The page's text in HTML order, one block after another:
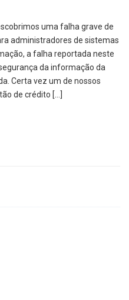
uma falha grave de
administradores de sistemas
a falha reportada neste
da informação da
Certa vez um de nossos
de crédito […]